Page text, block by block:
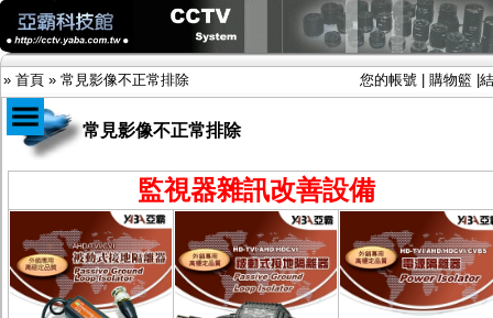
» 首頁 » 常見影像不正常排除 您的帳號 購物籃
限時促銷特惠專案
IP網路攝影機及錄放影機
AHD DVR數位錄放影機
AHD半球型(適用屋內)
AHD中小型紅外線攝影機(適用騎樓、室內外)
AHD防護罩型攝影機(適用屋外，紅外線照射
常見影像不正常排除
監視器雜訊改善設備